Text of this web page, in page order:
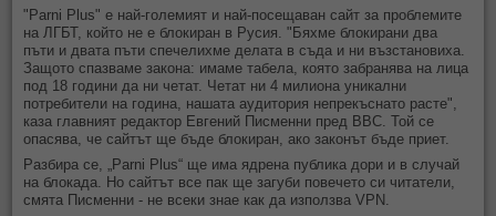
"Parni Plus" е най-големият и най-посещаван сайт за проблемите
на ЛГБТ, който не е блокиран в Русия. "Бяхме блокирани два
пъти и двата пъти спечелихме делата в съда и ни възстановиха.
Защото спазваме закона: имаме табела, която забранява на лица
под 18 години да ни четат. Четат ни 4 милиона уникални
потребители на година, нашата аудитория непрекъснато расте",
каза главният редактор Евгений Писменни пред BBC. Той се
опасява, че сайтът ще бъде блокиран, ако законът бъде приет.
Разбира се, „Parni Plus“ ще има ядрена публика дори и в случай
на блокада. Но сайтът все пак ще загуби повечето си читатели,
смята Писменни - не всеки знае как да използва VPN.